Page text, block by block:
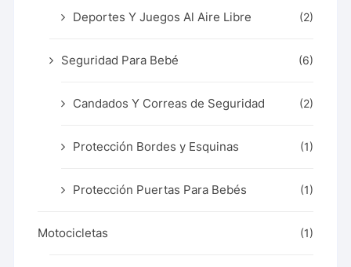
Deportes Y Juegos Al Aire Libre (2)
Seguridad Para Bebé (6)
Candados Y Correas de Seguridad (2)
Protección Bordes y Esquinas (1)
Protección Puertas Para Bebés (1)
Motocicletas (1)